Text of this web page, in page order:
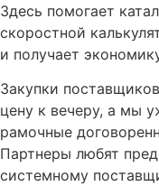
Здесь помогает
скоростной
и получает
Закупки
цену к вечеру, а мы
рамочные
Партнеры любят
системному